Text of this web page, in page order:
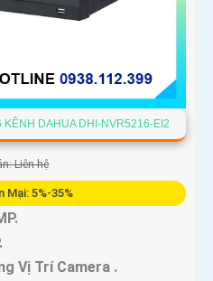
DAHUA DHI-NVR5216-EI2
Liên hệ
Mại: 5%-35%
Vị Trí Camera .